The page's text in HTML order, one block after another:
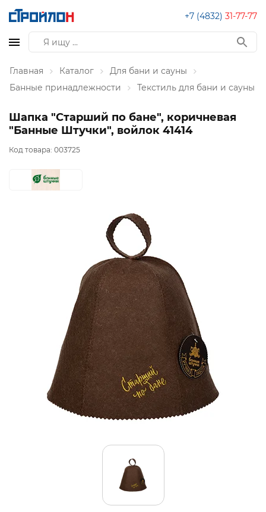
+7 (4832) 31-77-77
Главная Каталог
Для бани и сауны
Банные принадлежности
Текстиль для бани и сауны
Шапка "Старший по бане", коричневая
"Банные Штучки", войлок 41414
Код товара: 003725